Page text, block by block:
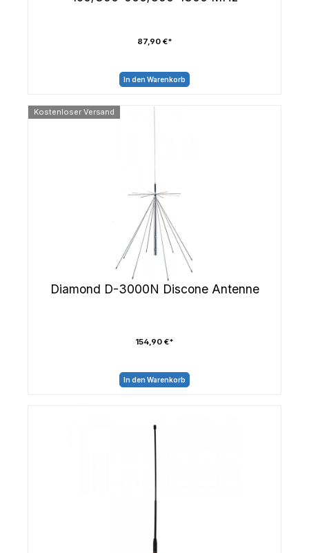
87,90 €*
In den Warenkorb
Kostenloser Versand
Diamond D-3000N Discone Antenne
154,90 €*
In den Warenkorb